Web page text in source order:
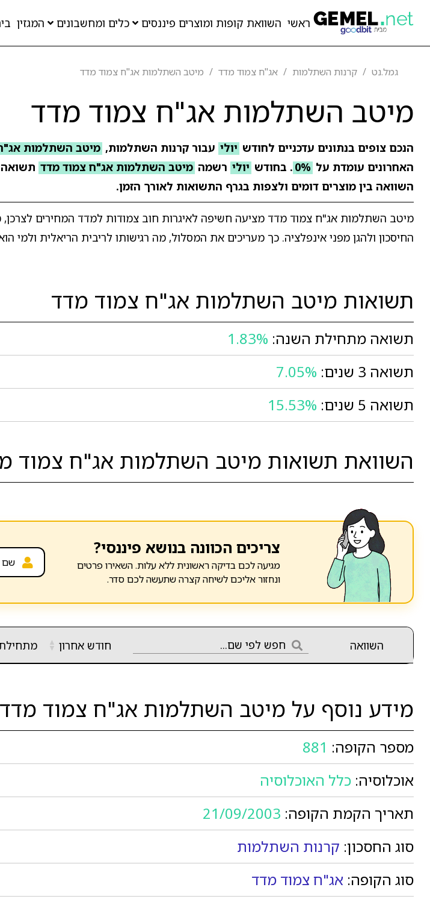
ראשי השוואת קופות ומוצרים פיננסים כלים ומחשבונים המגזין
גמל.נט קרנות השתלמות אג"ח צמוד מדד מיטב השתלמות אג"ח צמוד מדד
מיטב השתלמות אג"ח צמוד מדד
הנכם צופים בנתונים עדכניים לחודש יולי עבור קרנות השתלמות, מיטב השתלמות אג"ח
האחרונים עומדת על 0% . בחודש יולי רשמה מיטב השתלמות אג"ח צמוד מדד
השוואה בין מוצרים דומים ולצפות בגרף התשואות לאורך הזמן.
מיטב השתלמות אג"ח צמוד מדד מציעה חשיפה לאיגרות חוב צמודות למדד המחירים
החיסכון ולהגן מפני אינפלציה. כך מעריכים את המסלול, מה רגישותו לריבית הריאלית ולמי
תשואות מיטב השתלמות אג"ח צמוד מדד
תשואה מתחילת השנה: 1.83%
תשואה 3 שנים:
7.05%
תשואה 5 שנים:
15.53%
השוואת תשואות מיטב השתלמות אג"ח צמוד
צריכים הכוונה בנושא פיננסי?
מגיעה לכם בדיקה ראשונית ללא עלות. השאירו פרטים
ונחזור אליכם לשיחה קצרה שתעשה לכם סדר.
השוואה חודש אחרון ▲
▼
מידע נוסף על מיטב השתלמות אג"ח צמוד מדד
מספר הקופה: 881
אוכלוסיה: כלל האוכלוסיה
תאריך הקמת הקופה: 21/09/2003
סוג החסכון: קרנות השתלמות
סוג הקופה: אג"ח צמוד מדד